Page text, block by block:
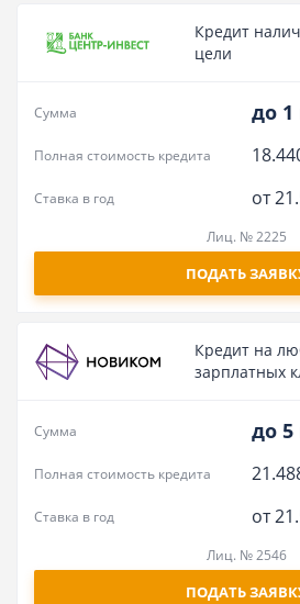
Кредит
цели
до
Сумма
Полная стоимость кредита
от
Ставка в год
Лиц. № 2225
ПОДАТЬ
Кредит на
зарплатных
до
Сумма
Полная стоимость кредита
от
Ставка в год
Лиц. № 2546
ПОДАТЬ